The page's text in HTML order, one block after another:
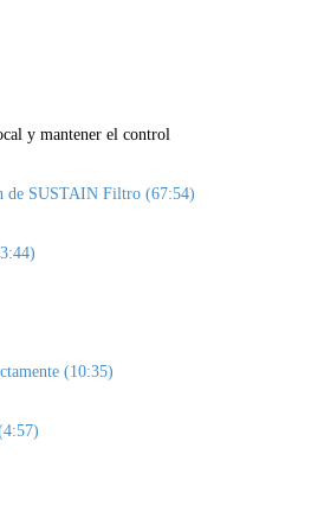
y mantener el control
de SUSTAIN Filtro (67:54)
(10:35)